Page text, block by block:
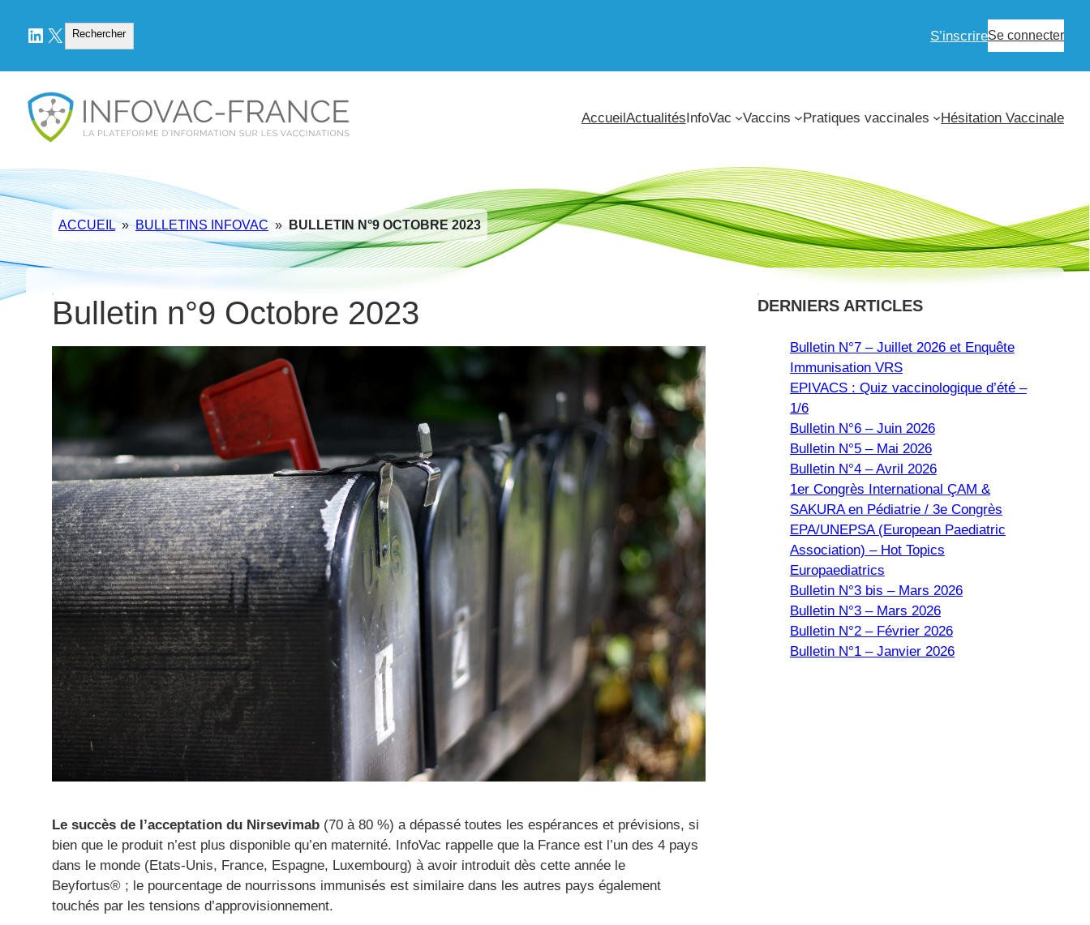
LinkedIn
X Rechercher
Rechercher S’inscrireSe connecter
AccueilActualitésInfoVac Vaccins Pratiques vaccinales Hésitation Vaccinale
ACCUEIL » BULLETINS INFOVAC » BULLETIN N°9 OCTOBRE 2023
Bulletin n°9 Octobre 2023
Le succès de l’acceptation du Nirsevimab (70 à 80 %) a dépassé toutes les espérances et prévisions, si
bien que le produit n’est plus disponible qu’en maternité. InfoVac rappelle que la France est l’un des 4 pays
dans le monde (Etats-Unis, France, Espagne, Luxembourg) à avoir introduit dès cette année le
Beyfortus® ; le pourcentage de nourrissons immunisés est similaire dans les autres pays également
touchés par les tensions d’approvisionnement.
DERNIERS ARTICLES
Bulletin N°7 – Juillet 2026 et Enquête
Immunisation VRS
EPIVACS : Quiz vaccinologique d’été –
1/6
Bulletin N°6 – Juin 2026
Bulletin N°5 – Mai 2026
Bulletin N°4 – Avril 2026
1er Congrès International ÇAM &
SAKURA en Pédiatrie / 3e Congrès
EPA/UNEPSA (European Paediatric
Association) – Hot Topics
Europaediatrics
Bulletin N°3 bis – Mars 2026
Bulletin N°3 – Mars 2026
Bulletin N°2 – Février 2026
Bulletin N°1 – Janvier 2026